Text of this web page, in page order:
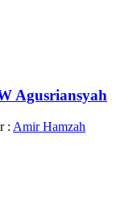
Agusriansyah
: Amir Hamzah